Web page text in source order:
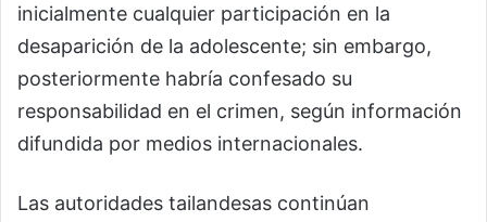
inicialmente cualquier participación en la
desaparición de la adolescente; sin embargo,
posteriormente habría confesado su
responsabilidad en el crimen, según información
difundida por medios internacionales.
Las autoridades tailandesas continúan